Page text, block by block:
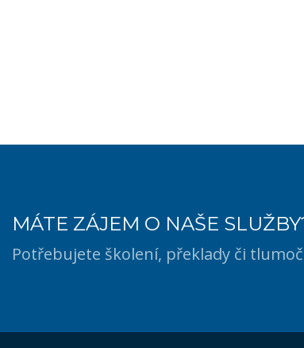
MÁTE ZÁJEM O NAŠE
Potřebujete školení, překlady či